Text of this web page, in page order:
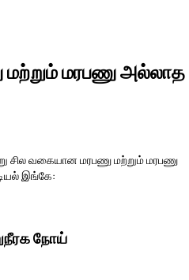
மரபணு அல்லாத
சில வகையான மரபணு மற்றும் மரபணு
இங்கே:
நோய்